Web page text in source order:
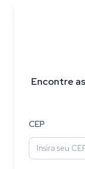
Encontre
CEP
Indisponível
Corte LightGrip
unidades ,
cm) , para a
Xtra – ideal